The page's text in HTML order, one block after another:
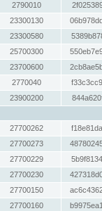
2790010
23300130
23300580
25700300
23700600
2770040
23900200
27700262
27700273
27700229
27700230
27700150
27700160